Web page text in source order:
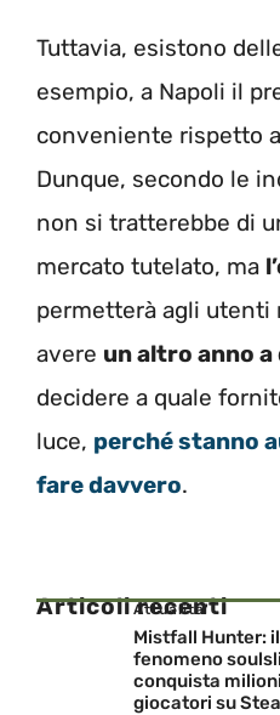
Tuttavia, esistono
esempio, a Napoli il
conveniente rispetto
Dunque, secondo le
non si tratterebbe di
mercato tutelato, ma
permetterà agli utenti
avere un altro anno
decidere a quale
luce, perché stanno
fare davvero.
Articoli recenti
Attualita'
Mistfall Hunter:
fenomeno
conquista
giocatori su